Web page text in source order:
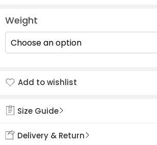
Weight
Add to wishlist
Size Guide
Delivery & Return